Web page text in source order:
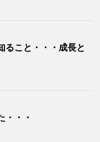
ること・・・成長と
・・・